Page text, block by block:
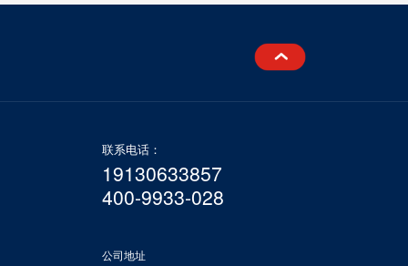
联系电话：
19130633857
400-9933-028
公司地址